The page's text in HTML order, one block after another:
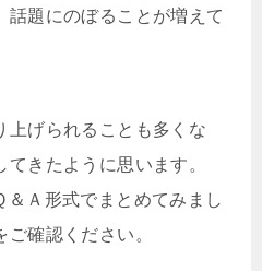
話題にのぼることが増えて
上げられることも多くな
きたように思います。
＆Ａ形式でまとめてみまし
確認ください。